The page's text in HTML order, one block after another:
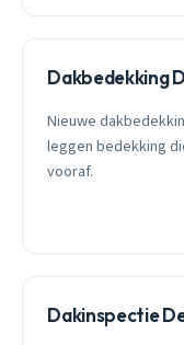
Dakbedekking
Nieuwe
leggen bedekking
vooraf.
Dakinspectie